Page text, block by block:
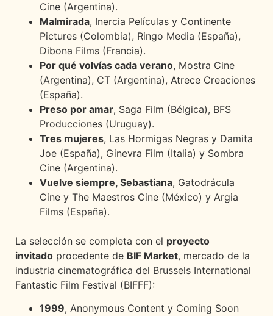
Cine (Argentina).
Malmirada, Inercia Películas y Continente
Pictures (Colombia), Ringo Media (España),
Dibona Films (Francia).
Por qué volvías cada verano, Mostra Cine
(Argentina), CT (Argentina), Atrece Creaciones
(España).
Preso por amar, Saga Film (Bélgica), BFS
Producciones (Uruguay).
Tres mujeres, Las Hormigas Negras y Damita
Joe (España), Ginevra Film (Italia) y Sombra
Cine (Argentina).
Vuelve siempre, Sebastiana, Gatodrácula
Cine y The Maestros Cine (México) y Argia
Films (España).
La selección se completa con el proyecto
invitado procedente de BIF Market, mercado de la
industria cinematográfica del Brussels International
Fantastic Film Festival (BIFFF):
1999, Anonymous Content y Coming Soon